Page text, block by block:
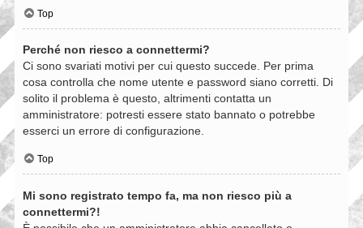
Top
Perché non riesco a connettermi?
Ci sono svariati motivi per cui questo succede. Per prima
cosa controlla che nome utente e password siano corretti. Di
solito il problema è questo, altrimenti contatta un
amministratore: potresti essere stato bannato o potrebbe
esserci un errore di configurazione.
Top
Mi sono registrato tempo fa, ma non riesco più a
connettermi?!